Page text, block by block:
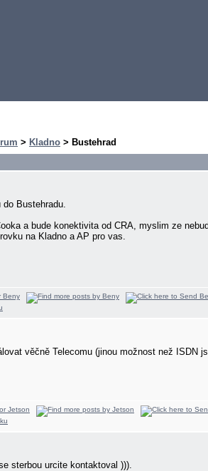
> Kladno > Bustehrad
Bustehradu.
a bude konektivita od CRA, myslim ze
na Kladno a AP pro vas.
věčně Telecomu (jinou možnost než ISDN
sterbou urcite kontaktoval ))).